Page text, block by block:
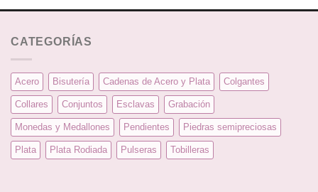
CATEGORÍAS
Acero Bisutería Cadenas de Acero y Plata Colgantes
Collares Conjuntos Esclavas Grabación
Monedas y Medallones Pendientes Piedras semipreciosas
Plata Plata Rodiada Pulseras Tobilleras